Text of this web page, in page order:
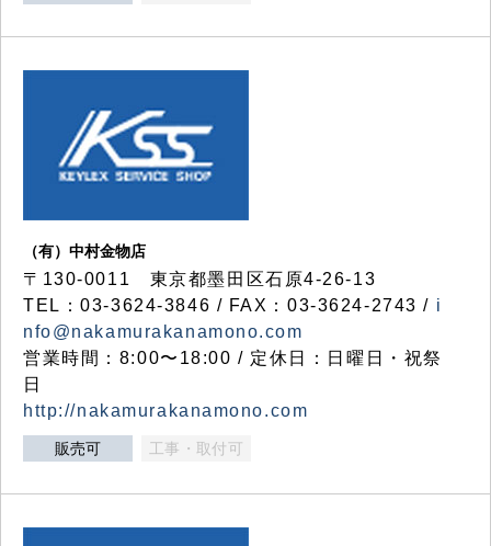
（有）中村金物店
〒130-0011 東京都墨田区石原4-26-13
TEL：03-3624-3846 / FAX：03-3624-2743 / i
nfo@nakamurakanamono.com
営業時間：8:00〜18:00 / 定休日：日曜日・祝祭
日
http://nakamurakanamono.com
販売可 工事・取付可